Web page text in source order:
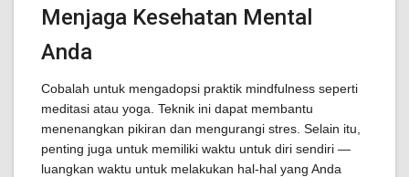
Menjaga Kesehatan Mental
Anda
Cobalah untuk mengadopsi praktik mindfulness seperti
meditasi atau yoga. Teknik ini dapat membantu
menenangkan pikiran dan mengurangi stres. Selain itu,
penting juga untuk memiliki waktu untuk diri sendiri —
luangkan waktu untuk melakukan hal-hal yang Anda